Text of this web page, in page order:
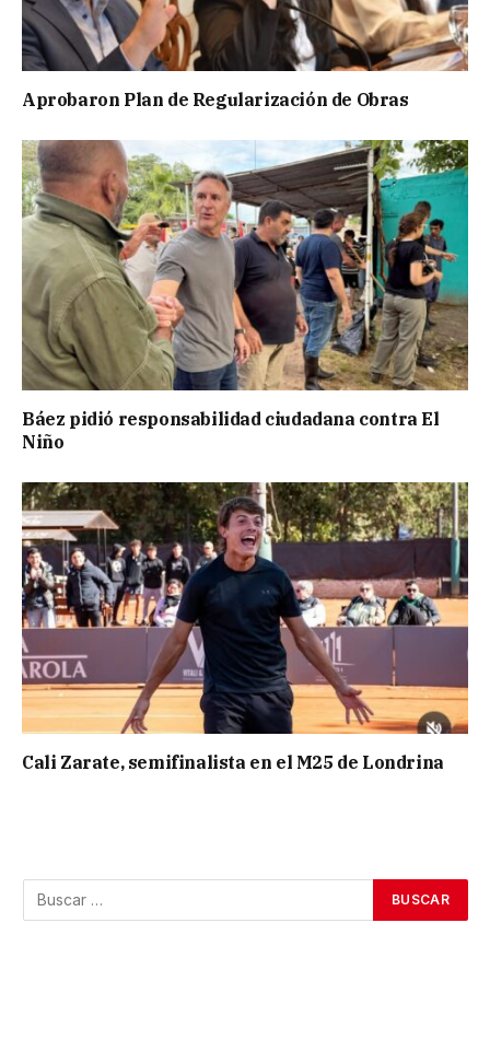
Aprobaron Plan de Regularización de Obras
Báez pidió responsabilidad ciudadana contra El
Niño
Cali Zarate, semifinalista en el M25 de Londrina